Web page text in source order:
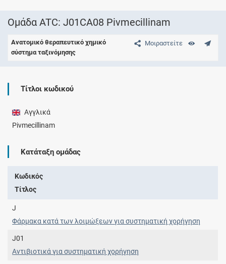
Ομάδα ATC: J01CA08 Pivmecillinam
Μοιραστείτε
Ανατομικό θεραπευτικό χημικό
σύστημα ταξινόμησης
Τίτλοι κωδικού
Αγγλικά
Pivmecillinam
Κατάταξη ομάδας
Κωδικός
Τίτλος
J
Φάρμακα κατά των λοιμώξεων για συστηματική χορήγηση
J01
Αντιβιοτικά για συστηματική χορήγηση